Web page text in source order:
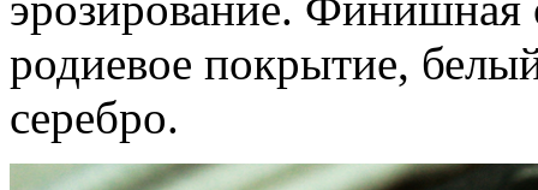
родиевое покрытие,
серебро.